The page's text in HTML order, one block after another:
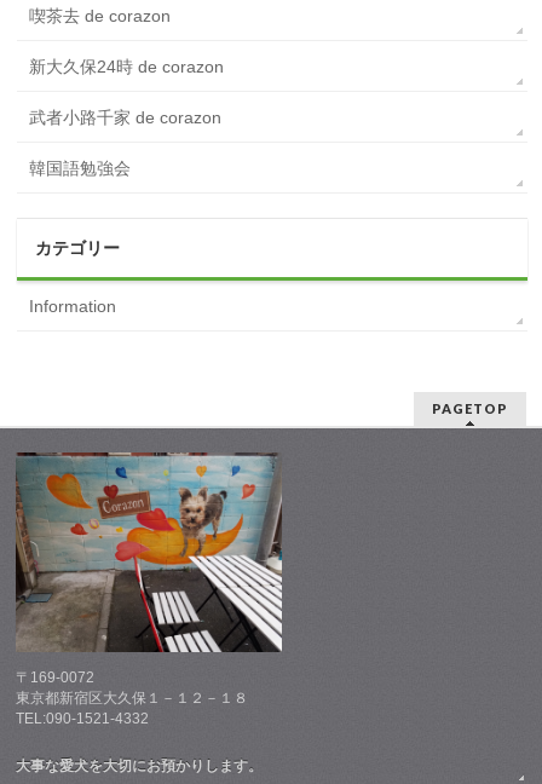
喫茶去 de corazon
新大久保24時 de corazon
武者小路千家 de corazon
韓国語勉強会
カテゴリー
Information
PAGETOP
〒169-0072
東京都新宿区大久保１－１２－１８
TEL:090-1521-4332
大事な愛犬を大切にお預かりします。